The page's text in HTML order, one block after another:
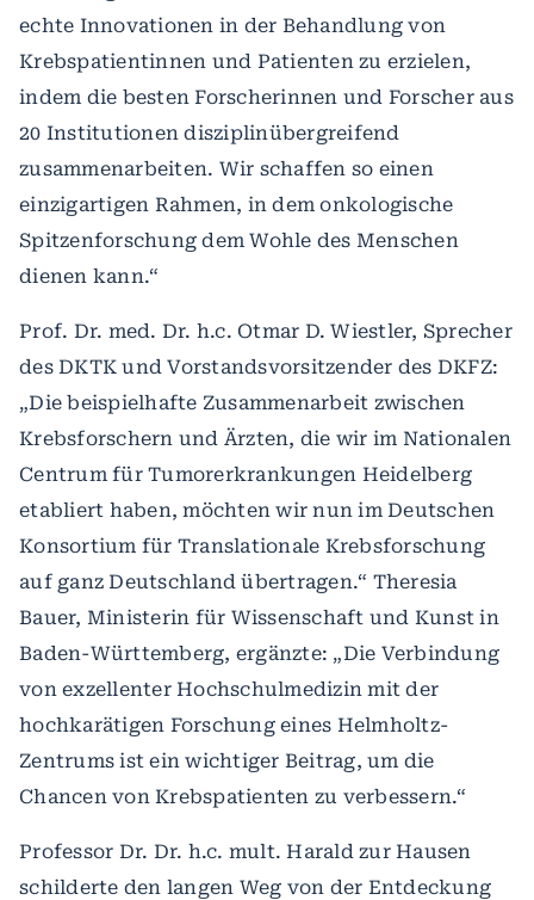
echte Innovationen in der Behandlung von
Krebspatientinnen und Patienten zu erzielen,
indem die besten Forscherinnen und Forscher aus
20 Institutionen disziplinübergreifend
zusammenarbeiten. Wir schaffen so einen
einzigartigen Rahmen, in dem onkologische
Spitzenforschung dem Wohle des Menschen
dienen kann.“
Prof. Dr. med. Dr. h.c. Otmar D. Wiestler, Sprecher
des DKTK und Vorstandsvorsitzender des DKFZ:
„Die beispielhafte Zusammenarbeit zwischen
Krebsforschern und Ärzten, die wir im Nationalen
Centrum für Tumorerkrankungen Heidelberg
etabliert haben, möchten wir nun im Deutschen
Konsortium für Translationale Krebsforschung
auf ganz Deutschland übertragen.“ Theresia
Bauer, Ministerin für Wissenschaft und Kunst in
Baden-Württemberg, ergänzte: „Die Verbindung
von exzellenter Hochschulmedizin mit der
hochkarätigen Forschung eines Helmholtz-
Zentrums ist ein wichtiger Beitrag, um die
Chancen von Krebspatienten zu verbessern.“
Professor Dr. Dr. h.c. mult. Harald zur Hausen
schilderte den langen Weg von der Entdeckung